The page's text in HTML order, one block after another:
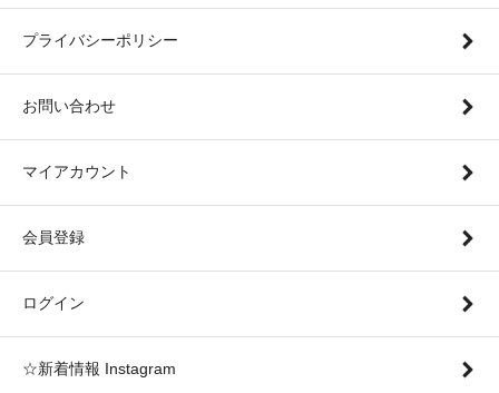
プライバシーポリシー
お問い合わせ
マイアカウント
会員登録
ログイン
☆新着情報 Instagram